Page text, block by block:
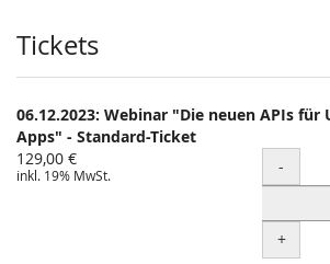
Produkte
Tickets
06.12.2023: Webinar "Die neuen APIs für
Apps" - Standard-Ticket
129,00 €
inkl. 19% MwSt. Menge
-
+